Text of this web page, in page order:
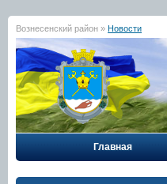
Вознесенский район » Новости
Главная